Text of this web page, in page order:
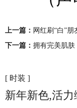
上一篇： 网红刷“白”朋
下一篇： 拥有完美肌肤
[ 时装 ]
新年新色,活